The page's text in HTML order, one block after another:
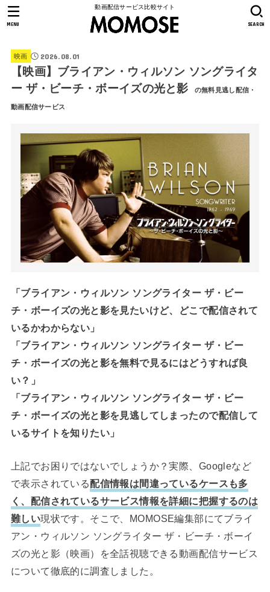
動画配信サービス比較サイト
SEARCH
MENU
映画 2026.08.01
【映画】ブライアン・ウィルソン ソングライタ
ー ザ・ビーチ・ボーイズの光と影
の無料見逃し配信・
動画配信サービス
「ブライアン・ウィルソン ソングライター ザ・ビー
チ・ボーイズの光と影を見たいけど、どこで配信されて
いるかわからない」
「ブライアン・ウィルソン ソングライター ザ・ビー
チ・ボーイズの光と影を無料で見るにはどうすれば良
い？」
「ブライアン・ウィルソン ソングライター ザ・ビー
チ・ボーイズの光と影を見逃してしまったので配信して
いるサイトを知りたい」
上記でお困りではないでしょうか？実際、Googleなど
で表示されている配信情報は間違っているケースも多
く、配信されているサービス情報を詳細に把握するのは
難しい現状です。そこで、MOMOSE編集部にてブライ
アン・ウィルソン ソングライター ザ・ビーチ・ボーイ
ズの光と影（映画）を全話視聴できる動画配信サービス
について徹底的に調査しました。